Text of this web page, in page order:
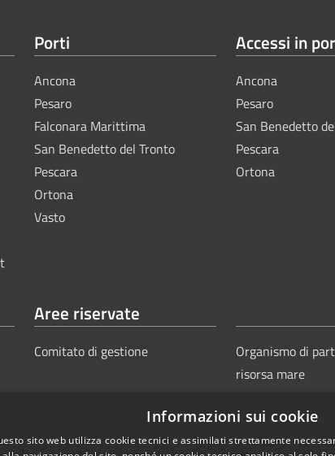
Porti
Ancona
Pesaro
Falconara Marittima
San Benedetto del Tronto
Pescara
Ortona
Vasto
Accessi in
Ancona
Pesaro
San Benedetto
Pescara
Ortona
Aree riservate
Comitato di gestione
Organismo di
risorsa mare
Informazioni sui cookie
sito web utilizza cookie tecnici e assimilati strettamente